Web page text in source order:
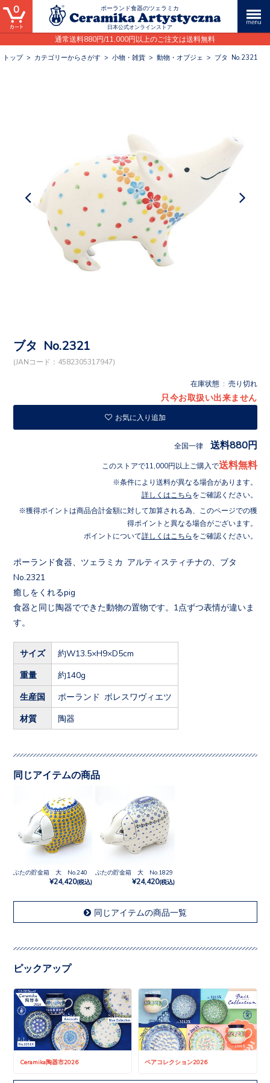
ポーランド食器のツェラミカ
日本公式オンラインストア
通常送料880円/11,000円以上のご注文は送料無料
0
トップ> カテゴリーからさがす > 小物・雑貨 > 動物・オブジェ > ブタ No.2321
ブタ No.2321
(JANコード：4582305317947)
在庫状態 : 売り切れ
只今お取扱い出来ません
お気に入り追加
全国一律 送料880円
このストアで11,000円以上ご購入で送料無料
条件により送料が異なる場合があります。
詳しくはこちら をご確認ください。
獲得ポイントは商品合計金額に対して加算される為、このページでの獲
得ポイントと異なる場合がございます。
ポイントについて詳しくはこちら をご確認ください。
ポーランド食器、ツェラミカ アルティスティチナの、ブタ
No.2321
癒しをくれるpig
食器と同じ陶器でできた動物の置物です。1点ずつ表情が違いま
す。
サイズ 約W13.5×H9×D5cm
重量 約140g
生産国 ポーランド ボレスワヴィエツ
材質 陶器
同じアイテムの商品
ぶたの貯金箱 大 No.240
¥24,420(税込)
ぶたの貯金箱 大 No.1829
¥24,420(税込)
同じアイテムの商品一覧
ピックアップ
Ceramika陶器市2026 ペアコレクション2026